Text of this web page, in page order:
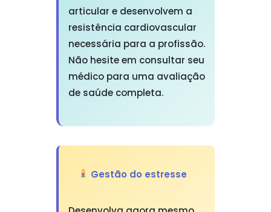
articular e desenvolvem a
resistência cardiovascular
necessária para a profissão.
Não hesite em consultar seu
médico para uma avaliação
de saúde completa.
Gestão do estresse